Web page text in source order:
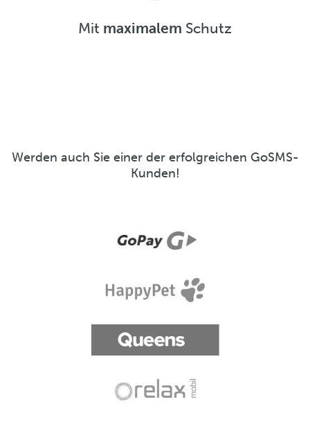
Mit maximalem Schutz
Werden auch Sie einer der erfolgreichen GoSMS-
Kunden!